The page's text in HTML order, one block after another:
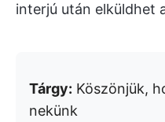
interjú után elküldhet
Tárgy: Köszönjük,
nekünk